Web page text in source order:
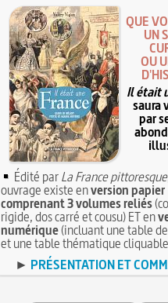
QUE
UN
OU
Il était
saura
par
Édité parLa France pittoresque
ouvrage existe enversion papier
comprenant 3 volumes reliés
rigide, dos carré et cousu) ET en
numérique(incluant une table
et une table thématique
► PRÉSENTATION ET